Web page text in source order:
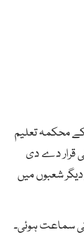
محکمہ تعلیم
قرار دے دی
دیگر شعبوں میں
سماعت ہوئی۔